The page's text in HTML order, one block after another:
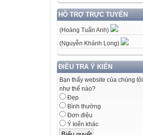
HỖ TRỢ TRỰC TUYẾN
(Hoàng Tuấn Anh)
(Nguyễn Khánh Long)
ĐIỀU TRA Ý KIẾN
Bạn thấy website của chúng tôi
như thế nào?
Đẹp
Bình thường
Đơn điệu
Ý kiến khác